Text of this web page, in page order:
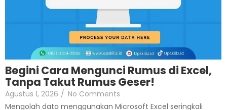
Begini Cara Mengunci Rumus di Excel,
Tanpa Takut Rumus Geser!
Agustus 1, 2026 / No Comments
Mengolah data menggunakan Microsoft Excel seringkali